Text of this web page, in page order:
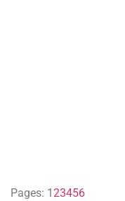
Pages: 1 23456